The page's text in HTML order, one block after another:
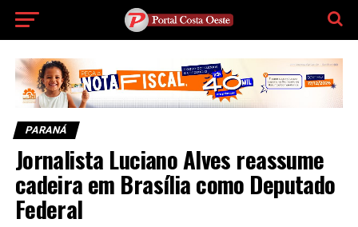
PARANÁ
Jornalista Luciano Alves reassume
cadeira em Brasília como Deputado
Federal